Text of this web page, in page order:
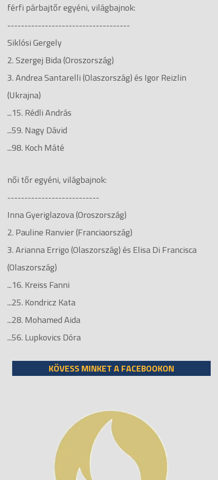
férfi párbajtőr egyéni, világbajnok:
------------------------------------
Siklósi Gergely
2. Szergej Bida (Oroszország)
3. Andrea Santarelli (Olaszország) és Igor Reizlin
(Ukrajna)
...15. Rédli András
...59. Nagy Dávid
...98. Koch Máté
női tőr egyéni, világbajnok:
---------------------------
Inna Gyeriglazova (Oroszország)
2. Pauline Ranvier (Franciaország)
3. Arianna Errigo (Olaszország) és Elisa Di Francisca
(Olaszország)
...16. Kreiss Fanni
...25. Kondricz Kata
...28. Mohamed Aida
...56. Lupkovics Dóra
KÖVESS MINKET A FACEBOOKON